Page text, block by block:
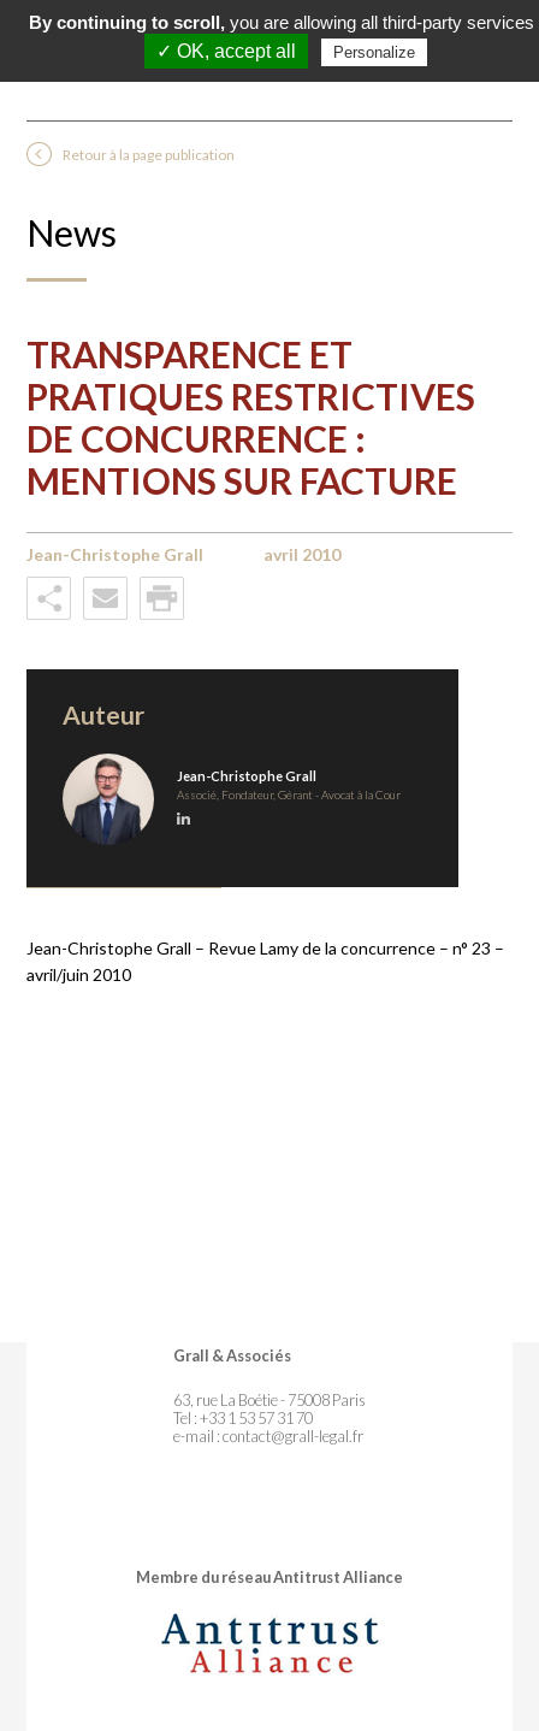
Retour à la page publication
News
TRANSPARENCE ET
PRATIQUES RESTRICTIVES
DE CONCURRENCE :
MENTIONS SUR FACTURE
Jean-Christophe Grall avril 2010
Auteur
Jean-Christophe Grall
Associé, Fondateur, Gérant - Avocat à la Cour
Jean-Christophe Grall – Revue Lamy de la concurrence – n° 23 –
avril/juin 2010
Grall & Associés
63, rue La Boétie - 75008 Paris
Tel : +33 1 53 57 31 70
e-mail :contact@grall-legal.fr
Membre du réseau Antitrust Alliance
By continuing to scroll, you are allowing all third-party services
✓ OK, accept all
Personalize